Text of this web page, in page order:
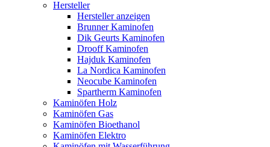
Hersteller
Hersteller anzeigen
Brunner Kaminofen
Dik Geurts Kaminofen
Drooff Kaminofen
Hajduk Kaminofen
La Nordica Kaminofen
Neocube Kaminofen
Spartherm Kaminofen
Kaminöfen Holz
Kaminöfen Gas
Kaminöfen Bioethanol
Kaminöfen Elektro